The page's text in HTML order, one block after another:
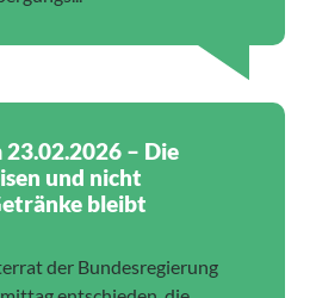
– Die
und nicht
bleibt
der Bundesregierung